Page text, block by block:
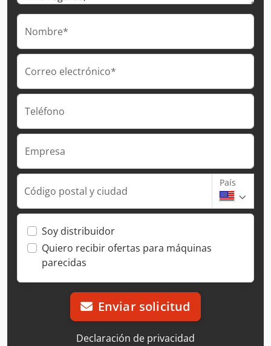
Nombre*
Correo electrónico*
Teléfono
Empresa
Código postal y ciudad
País
Soy distribuidor
Quiero recibir ofertas para máquinas
parecidas
Enviar solicitud
Declaración de privacidad